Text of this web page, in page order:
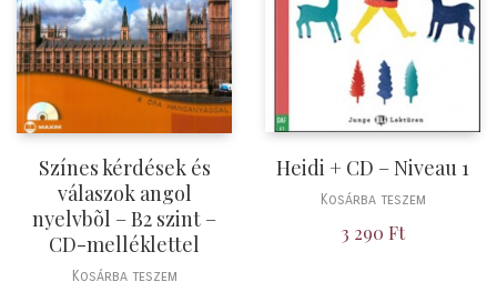
Színes kérdések és
válaszok angol
nyelvbõl – B2 szint –
CD-melléklettel
Kosárba teszem
Heidi + CD – Niveau 1
Kosárba teszem
3 290 Ft